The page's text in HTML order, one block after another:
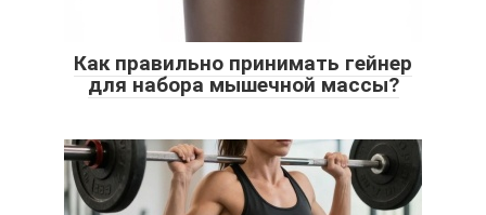
Как правильно принимать гейнер
для набора мышечной массы?